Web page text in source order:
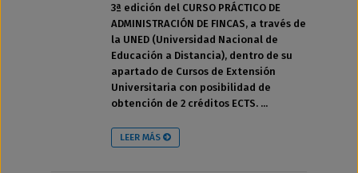
3ª edición del CURSO PRÁCTICO DE
ADMINISTRACIÓN DE FINCAS, a través de
la UNED (Universidad Nacional de
Educación a Distancia), dentro de su
apartado de Cursos de Extensión
Universitaria con posibilidad de
obtención de 2 créditos ECTS. ...
LEER MÁS